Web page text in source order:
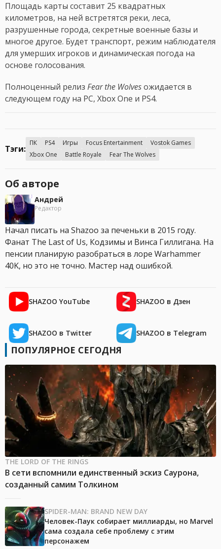
Площадь карты составит 25 квадратных
километров, на ней встретятся реки, леса,
разрушенные города, секретные военные базы и
многое другое. Будет транспорт, режим наблюдателя
для умерших игроков и динамическая погода на
основе голосования.
Полноценный релиз Fear the Wolvesожидается в
следующем году на PC, Xbox One и PS4.
Тэги:
ПК PS4 Игры Focus Entertainment
Vostok Games
Xbox One
Battle Royale Fear The Wolves
Об авторе
Андрей
Редактор
Начал писать на Shazoo за печеньки в 2015 году.
Фанат The Last of Us, Кодзимы и Винса Гиллигана. На
пенсии планирую разобраться в лоре Warhammer
40K, но это не точно. Мастер над ошибкой.
SHAZOO YouTube SHAZOO в Дзен
SHAZOO в Twitter SHAZOO в Telegram
ПОПУЛЯРНОЕ СЕГОДНЯ
THE LORD OF THE RINGS
В сети вспомнили единственный эскиз Саурона,
созданный самим Толкином
SPIDER-MAN: BRAND NEW DAY
Человек-Паук собирает миллиарды, но Marvel
сама создала себе проблему с этим
персонажем